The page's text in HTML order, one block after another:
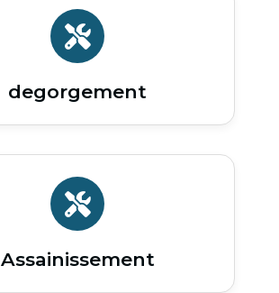
degorgement
Assainissement